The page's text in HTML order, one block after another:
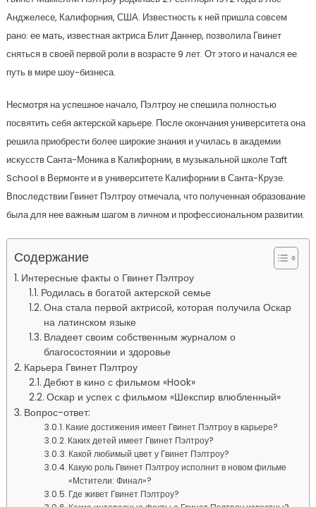
Анджелесе, Калифорния, США. Известность к ней пришла совсем
рано: ее мать, известная актриса Блит Даннер, позволила Гвинет
сняться в своей первой роли в возрасте 9 лет. От этого и начался ее
путь в мире шоу-бизнеса.
Несмотря на успешное начало, Пэлтроу не спешила полностью
посвятить себя актерской карьере. После окончания университета она
решила приобрести более широкие знания и училась в академии
искусств Санта-Моника в Калифорнии, в музыкальной школе Taft
School в Вермонте и в университете Калифорнии в Санта-Крузе.
Впоследствии Гвинет Пэлтроу отмечала, что полученная образование
была для нее важным шагом в личном и профессиональном развитии.
Содержание
Интересные факты о Гвинет Пэлтроу
Родилась в богатой актерской семье
Она стала первой актрисой, которая получила Оскар
на латинском языке
Владеет своим собственным журналом о
благосостоянии и здоровье
Карьера Гвинет Пэлтроу
Дебют в кино с фильмом «Hook»
Оскар и успех с фильмом «Шекспир влюбленный»
Вопрос-ответ:
Какие достижения имеет Гвинет Пэлтроу в карьере?
Каких детей имеет Гвинет Пэлтроу?
Какой любимый цвет у Гвинет Пэлтроу?
Какую роль Гвинет Пэлтроу исполнит в новом фильме
«Мстители: Финал»?
Где живет Гвинет Пэлтроу?